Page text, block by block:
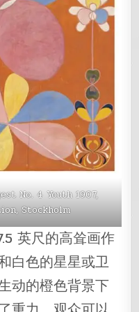
No. 4 Youth 1907,
Stockholm
英尺的高耸画作
白色的星星或卫
动的橙色背景下